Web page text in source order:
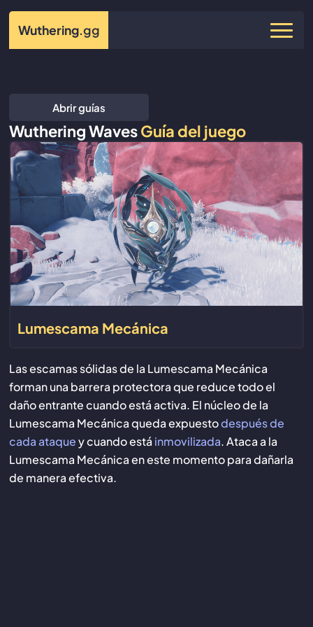
Wuthering.gg
Abrir guías
Wuthering WavesGuía del juego
Lumescama Mecánica
Las escamas sólidas de la Lumescama Mecánica
forman una barrera protectora que reduce todo el
daño entrante cuando está activa. El núcleo de la
Lumescama Mecánica queda expuestodespués de
cada ataquey cuando está inmovilizada. Ataca a la
Lumescama Mecánica en este momento para dañarla
de manera efectiva.